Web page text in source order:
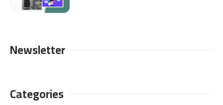
Newsletter
Categories